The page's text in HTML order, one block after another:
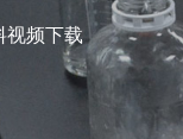
视频下载